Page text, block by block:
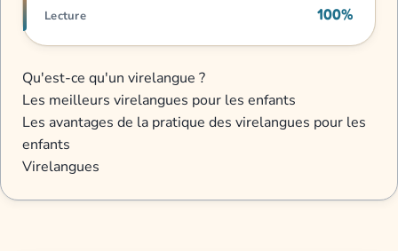
Lecture 100%
Qu'est-ce qu'un virelangue ?
Les meilleurs virelangues pour les enfants
Les avantages de la pratique des virelangues pour les
enfants
Virelangues